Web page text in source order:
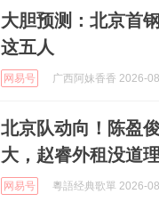
大胆预测：北京首
这五人
网易号 广西阿妹香香 2026-
北京队动向！陈盈
大，赵睿外租没道理
网易号 粵語经典歌單 2026-